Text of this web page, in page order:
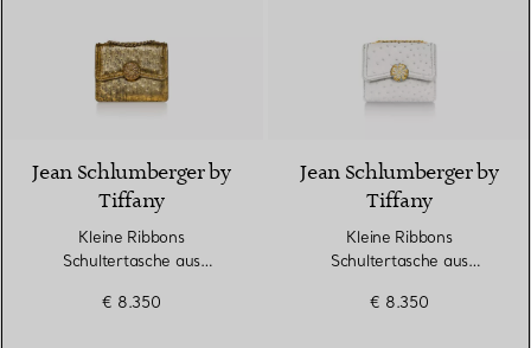
3 Farben
Jean Schlumberger by
Tiffany
Kleine Ribbons
Schultertasche aus
€ 8.350
Jean Schlumberger by
Tiffany
Kleine Ribbons
Schultertasche aus
€ 8.350